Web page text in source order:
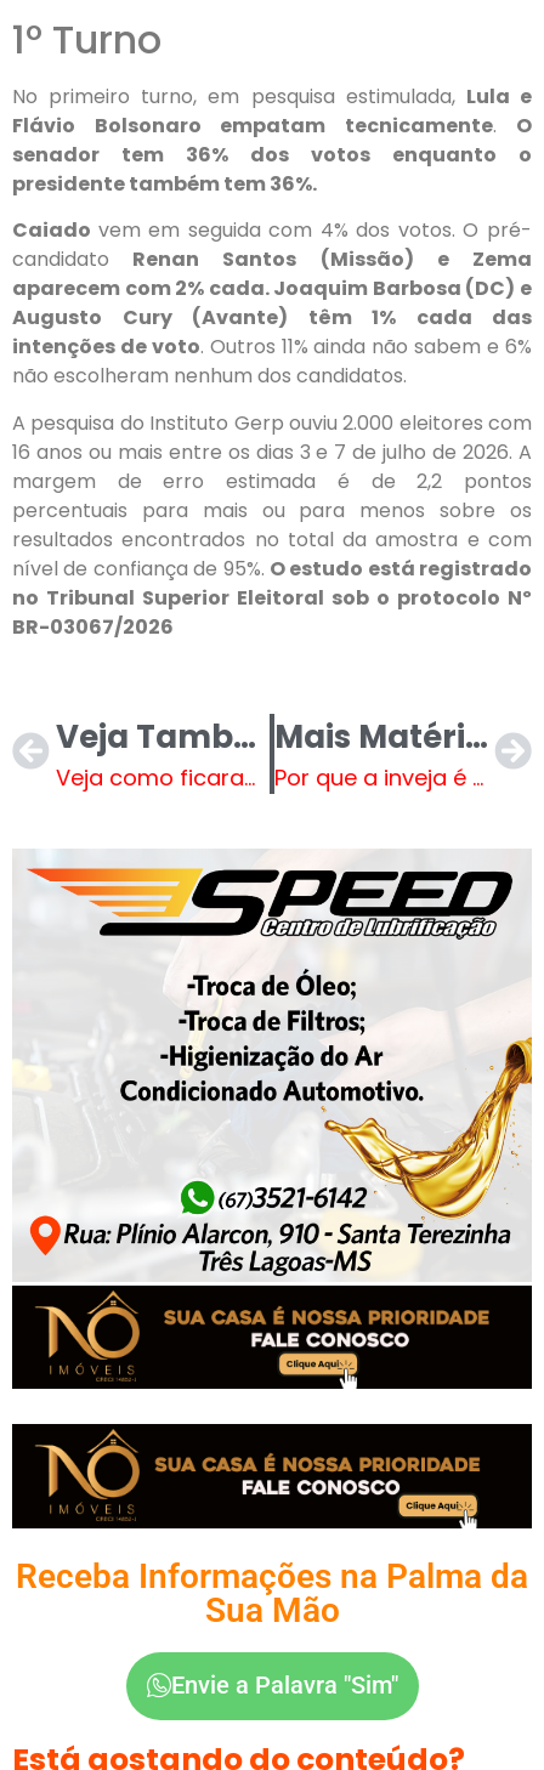
1º Turno
No primeiro turno, em pesquisa estimulada, Lula e
Flávio Bolsonaro empatam tecnicamente. O
senador tem 36% dos votos enquanto o
presidente também tem 36%.
Caiado vem em seguida com 4% dos votos. O pré-
candidato Renan Santos (Missão) e Zema
aparecem com 2% cada. Joaquim Barbosa (DC) e
Augusto Cury (Avante) têm 1% cada das
intenções de voto. Outros 11% ainda não sabem e 6%
não escolheram nenhum dos candidatos.
A pesquisa do Instituto Gerp ouviu 2.000 eleitores com
16 anos ou mais entre os dias 3 e 7 de julho de 2026. A
margem de erro estimada é de 2,2 pontos
percentuais para mais ou para menos sobre os
resultados encontrados no total da amostra e com
nível de confiança de 95%. O estudo está registrado
no Tribunal Superior Eleitoral sob o protocolo Nº
BR-03067/2026
Veja Também
Veja como ficaram os confrontos das quartas de final da Copa do Mundo
Mais Matérias
Por que a inveja é uma emoção humana, e não apenas um defeito moral
Receba Informações na Palma da
Sua Mão
Envie a Palavra "Sim"
Está gostando do conteúdo?